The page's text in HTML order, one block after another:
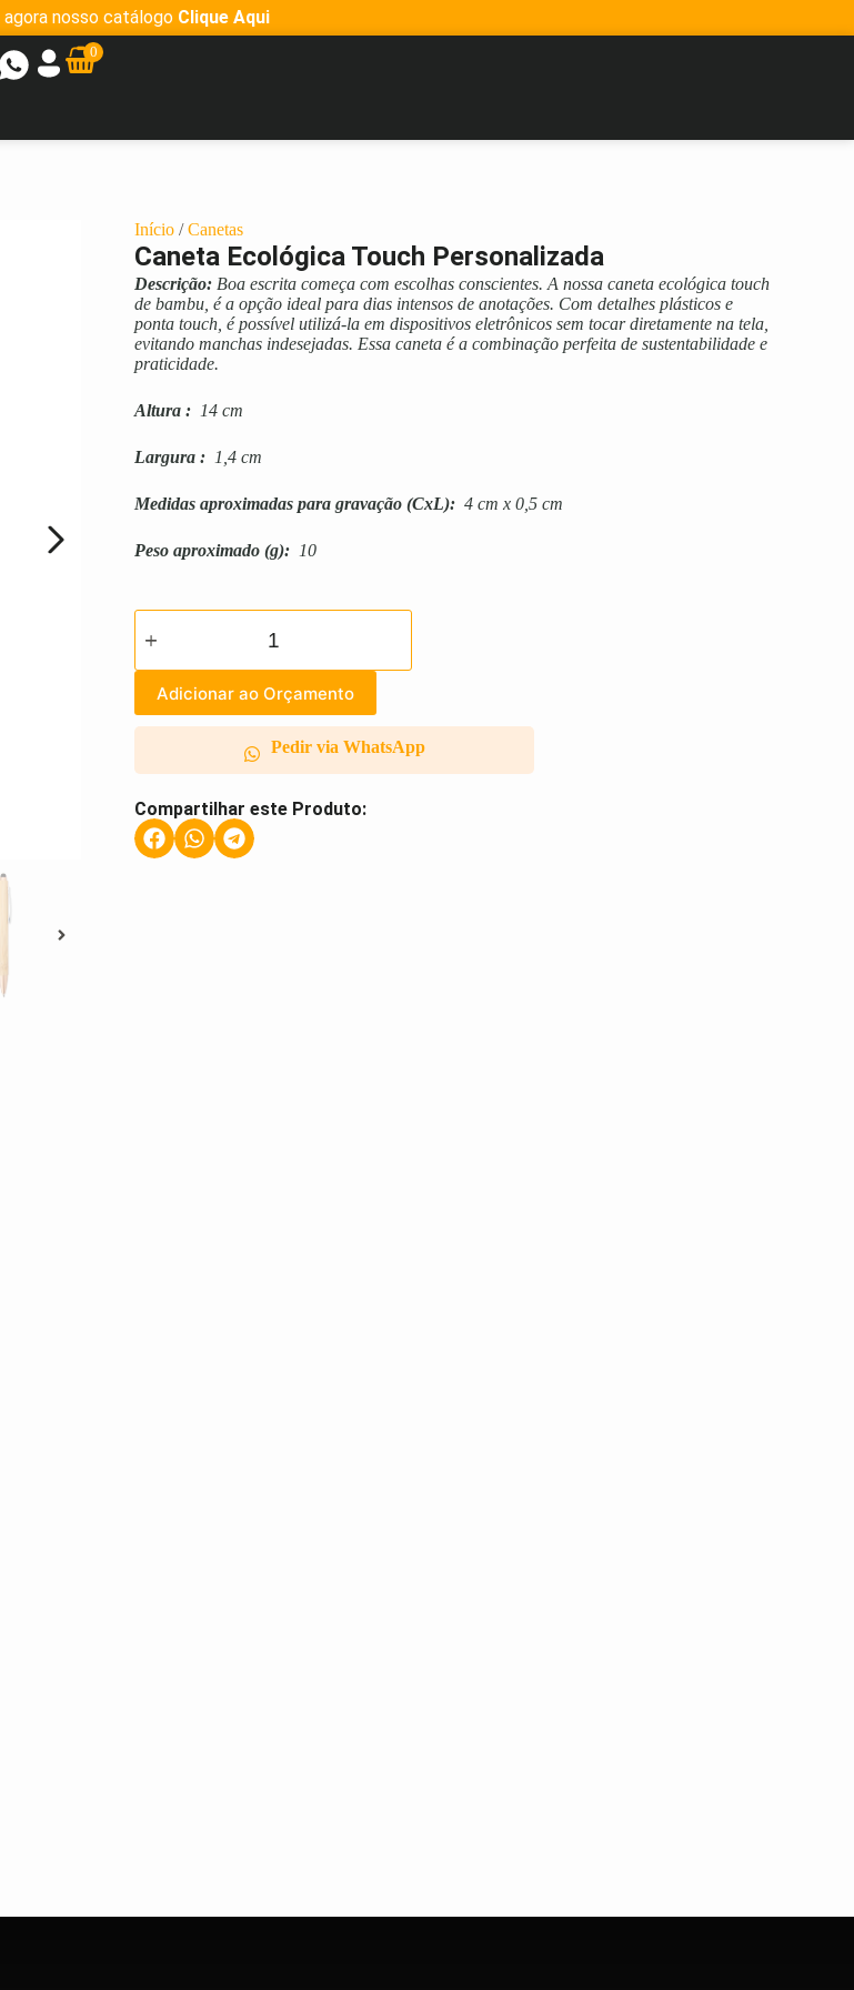
agora nosso catálogo Clique Aqui
0
Início /Canetas
Caneta Ecológica Touch Personalizada
Descrição: Boa escrita começa com escolhas conscientes. A nossa caneta ecológica touch
de bambu, é a opção ideal para dias intensos de anotações. Com detalhes plásticos e
ponta touch, é possível utilizá-la em dispositivos eletrônicos sem tocar diretamente na tela,
evitando manchas indesejadas. Essa caneta é a combinação perfeita de sustentabilidade e
praticidade.
Altura : 14 cm
Largura : 1,4 cm
Medidas aproximadas para gravação (CxL): 4 cm x 0,5 cm
Peso aproximado (g): 10
Adicionar ao Orçamento
Pedir via WhatsApp
Compartilhar este Produto: